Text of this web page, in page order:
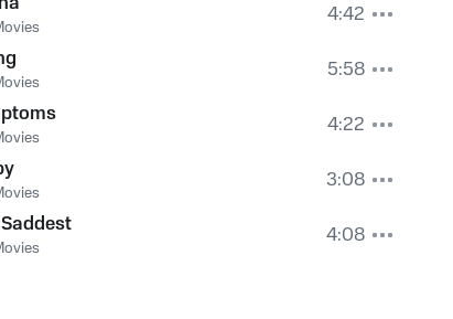
4:42
5:58
4:22
3:08
4:08